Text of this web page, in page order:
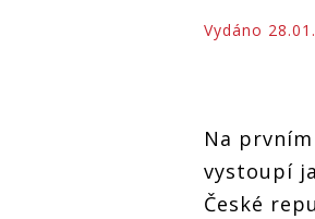
Vydáno
Na
vystoupí
České